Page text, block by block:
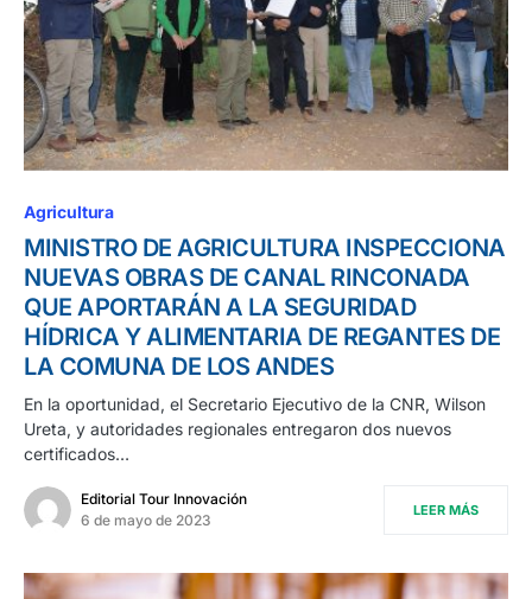
Agricultura
MINISTRO DE AGRICULTURA INSPECCIONA
NUEVAS OBRAS DE CANAL RINCONADA
QUE APORTARÁN A LA SEGURIDAD
HÍDRICA Y ALIMENTARIA DE REGANTES DE
LA COMUNA DE LOS ANDES
En la oportunidad, el Secretario Ejecutivo de la CNR, Wilson
Ureta, y autoridades regionales entregaron dos nuevos
certificados…
Editorial Tour Innovación
6 de mayo de 2023
LEER MÁS